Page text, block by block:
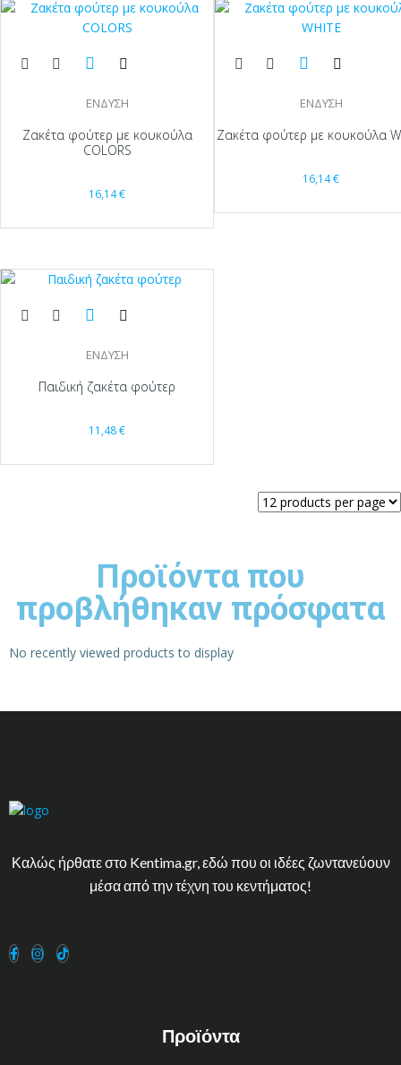
ΕΝΔΥΣΗ
Ζακέτα φούτερ με κουκούλα
COLORS
16,14€
ΕΝΔΥΣΗ
Ζακέτα φούτερ με κουκούλα
16,14€
ΕΝΔΥΣΗ
Παιδική ζακέτα φούτερ
11,48€
Προϊόντα που
προβλήθηκαν πρόσφατα
No recently viewed products to display
Καλώς ήρθατε στο Kentima.gr, εδώ που οι ιδέες ζωντανεύουν
μέσα από την τέχνη του κεντήματος!
Προϊόντα